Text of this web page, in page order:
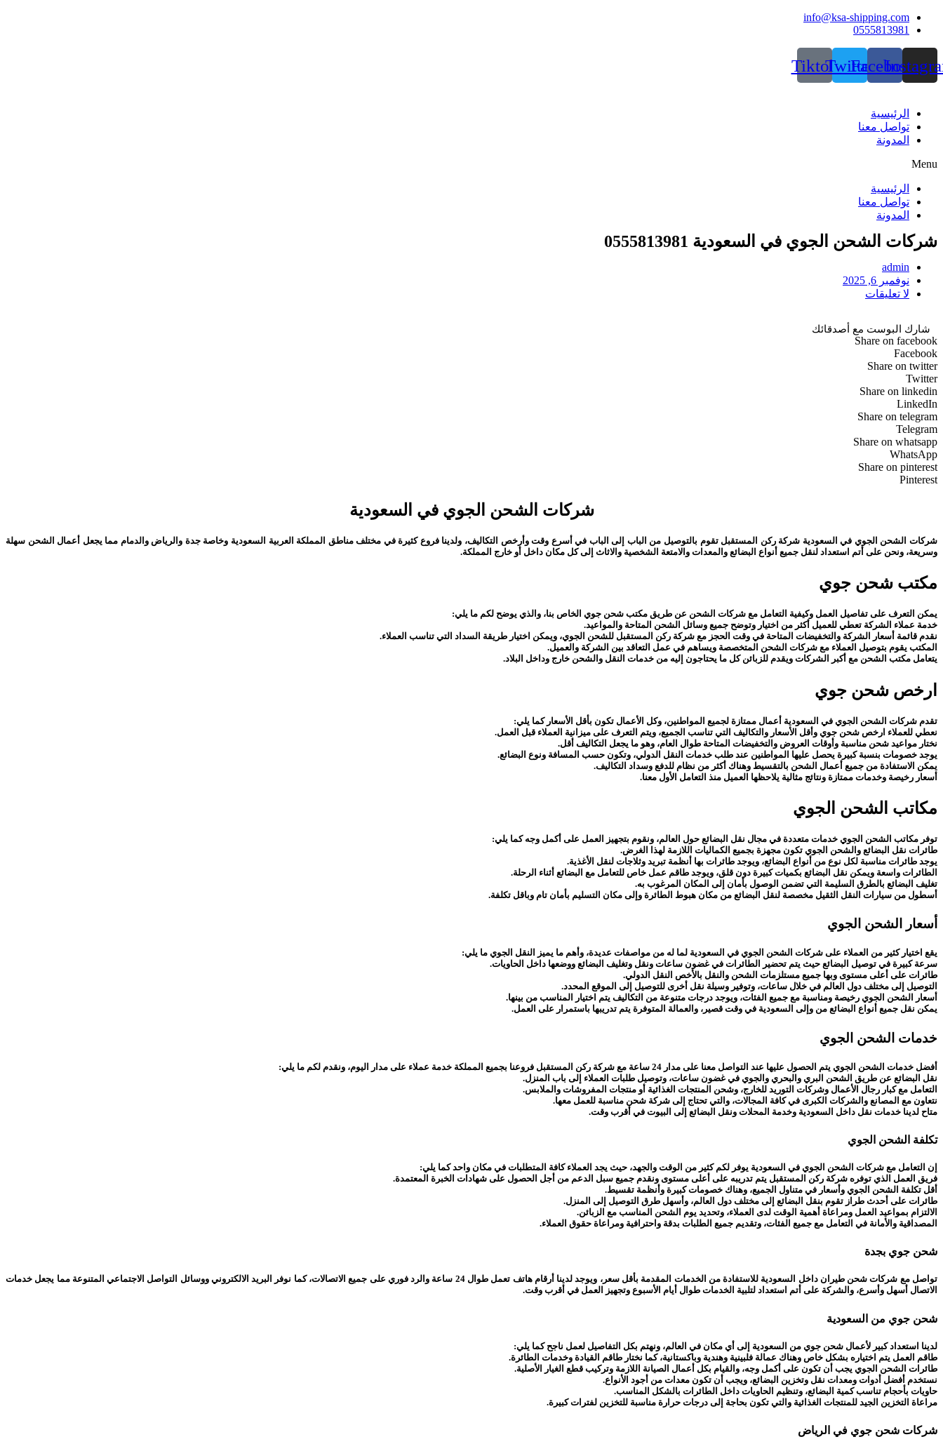
Skip
info@ksa-shipping.com
0555813981
Facebook
Twitter
Tiktok
الرئيسية
تواصل معنا
المدونة
Menu
الرئيسية
تواصل معنا
المدونة
شركات الشحن الجوي في السعودية 0555813981
admin
نوفمبر 6, 2025
لا تعليقات
شارك البوست مع أصدقائك
Share on facebook
Facebook
Share on twitter
Twitter
Share on linkedin
LinkedIn
Share on telegram
Telegram
Share on whatsapp
WhatsApp
Share on pinterest
Pinterest
شركات الشحن الجوي في السعودية
شركات الشحن الجوي في السعودية شركة ركن المستقبل تقوم بالتوصيل من الباب إلى الباب في أسرع وقت وأرخص التكاليف، ولدينا فروع كثيرة في مختلف مناطق المملكة العربية السعودية وخاصة جدة والرياض والدمام مما يجعل أعمال الشحن سهلة
وسريعة، ونحن على أتم استعداد لنقل جميع أنواع البضائع والمعدات والامتعة الشخصية والاثاث إلى كل مكان داخل أو خارج المملكة.
مكتب شحن جوي
يمكن التعرف على تفاصيل العمل وكيفية التعامل مع شركات الشحن عن طريق مكتب شحن جوي الخاص بنا، والذي يوضح لكم ما يلي:
خدمة عملاء الشركة تعطي للعميل أكثر من اختيار وتوضح جميع وسائل الشحن المتاحة والمواعيد.
نقدم قائمة أسعار الشركة والتخفيضات المتاحة في وقت الحجز مع شركة ركن المستقبل للشحن الجوي، ويمكن اختيار طريقة السداد التي تناسب العملاء.
المكتب يقوم بتوصيل العملاء مع شركات الشحن المتخصصة ويساهم في عمل التعاقد بين الشركة والعميل.
يتعامل مكتب الشحن مع أكبر الشركات ويقدم للزبائن كل ما يحتاجون إليه من خدمات النقل والشحن خارج وداخل البلاد.
ارخص شحن جوي
تقدم شركات الشحن الجوي في السعودية أعمال ممتازة لجميع المواطنين، وكل الأعمال تكون بأقل الأسعار كما يلي:
نعطي للعملاء ارخص شحن جوي وأقل الأسعار والتكاليف التي تناسب الجميع، ويتم التعرف على ميزانية العملاء قبل العمل.
نختار مواعيد شحن مناسبة وأوقات العروض والتخفيضات المتاحة طوال العام، وهو ما يجعل التكاليف أقل.
يوجد خصومات بنسبة كبيرة يحصل عليها المواطنين عند طلب خدمات النقل الدولي، وتكون حسب المسافة ونوع البضائع.
يمكن الاستفادة من جميع أعمال الشحن بالتقسيط وهناك أكثر من نظام للدفع وسداد التكاليف.
أسعار رخيصة وخدمات ممتازة ونتائج مثالية يلاحظها العميل منذ التعامل الأول معنا.
مكاتب الشحن الجوي
توفر مكاتب الشحن الجوي خدمات متعددة في مجال نقل البضائع حول العالم، ونقوم بتجهيز العمل على أكمل وجه كما يلي:
طائرات نقل البضائع والشحن الجوي تكون مجهزة بجميع الكماليات اللازمة لهذا الغرض.
يوجد طائرات مناسبة لكل نوع من أنواع البضائع، ويوجد طائرات بها أنظمة تبريد وثلاجات لنقل الأغذية.
الطائرات واسعة ويمكن نقل البضائع بكميات كبيرة دون قلق، ويوجد طاقم عمل خاص للتعامل مع البضائع أثناء الرحلة.
تغليف البضائع بالطرق السليمة التي تضمن الوصول بأمان إلى المكان المرغوب به.
أسطول من سيارات النقل الثقيل مخصصة لنقل البضائع من مكان هبوط الطائرة وإلى مكان التسليم بأمان تام وباقل تكلفة.
أسعار الشحن الجوي
يقع اختيار كثير من العملاء على شركات الشحن الجوي في السعودية لما له من مواصفات عديدة، وأهم ما يميز النقل الجوي ما يلي:
سرعة كبيرة في توصيل البضائع حيث يتم تحضير الطائرات في غضون ساعات ونقل وتغليف البضائع ووضعها داخل الحاويات.
طائرات على أعلى مستوى وبها جميع مستلزمات الشحن والنقل بالأخص النقل الدولي.
التوصيل إلى مختلف دول العالم في خلال ساعات، وتوفير وسيلة نقل أخرى للتوصيل إلى الموقع المحدد.
أسعار الشحن الجوي رخيصة ومناسبة مع جميع الفئات، ويوجد درجات متنوعة من التكاليف يتم اختيار المناسب من بينها.
يمكن نقل جميع أنواع البضائع من وإلى السعودية في وقت قصير، والعمالة المتوفرة يتم تدريبها باستمرار على العمل.
خدمات الشحن الجوي
أفضل خدمات الشحن الجوي يتم الحصول عليها عند التواصل معنا على مدار 24 ساعة مع شركة ركن المستقبل فروعنا بجميع المملكة خدمة عملاء على مدار اليوم، ونقدم لكم ما يلي:
نقل البضائع عن طريق الشحن البري والبحري والجوي في غضون ساعات، وتوصيل طلبات العملاء إلى باب المنزل.
التعامل مع كبار رجال الأعمال وشركات التوريد للخارج، وشحن المنتجات الغذائية أو منتجات المفروشات والملابس.
نتعاون مع المصانع والشركات الكبرى في كافة المجالات، والتي تحتاج إلى شركة شحن مناسبة للعمل معها.
متاح لدينا خدمات نقل داخل السعودية وخدمة المحلات ونقل البضائع إلى البيوت في أقرب وقت.
تكلفة الشحن الجوي
إن التعامل مع شركات الشحن الجوي في السعودية يوفر لكم كثير من الوقت والجهد، حيث يجد العملاء كافة المتطلبات في مكان واحد كما يلي:
فريق العمل الذي توفره شركة ركن المستقبل يتم تدريبه على أعلى مستوى ونقدم جميع سبل الدعم من أجل الحصول على شهادات الخبرة المعتمدة.
أقل تكلفة الشحن الجوي وأسعار في متناول الجميع، وهناك خصومات كبيرة وأنظمة تقسيط.
طائرات على أحدث طراز تقوم بنقل البضائع إلى مختلف دول العالم، وأسهل طرق التوصيل إلى المنزل.
الالتزام بمواعيد العمل ومراعاة أهمية الوقت لدى العملاء، وتحديد يوم الشحن المناسب مع الزبائن.
المصداقية والأمانة في التعامل مع جميع الفئات، وتقديم جميع الطلبات بدقة واحترافية ومراعاة حقوق العملاء.
شحن جوي بجدة
تواصل مع شركات شحن طيران داخل السعودية للاستفادة من الخدمات المقدمة بأقل سعر، ويوجد لدينا أرقام هاتف تعمل طوال 24 ساعة والرد فوري على جميع الاتصالات، كما نوفر البريد الالكتروني ووسائل التواصل الاجتماعي المتنوعة مما يجعل خدمات
الاتصال أسهل وأسرع، والشركة على أتم استعداد لتلبية الخدمات طوال أيام الأسبوع وتجهيز العمل في أقرب وقت.
شحن جوي من السعودية
لدينا استعداد كبير لأعمال شحن جوي من السعودية إلى أي مكان في العالم، ونهتم بكل التفاصيل لعمل ناجح كما يلي:
طاقم العمل يتم اختياره بشكل خاص وهناك عمالة فلبينية وهندية وباكستانية، كما نختار طاقم القيادة وخدمات الطائرة.
طائرات الشحن الجوي يجب أن تكون على أكمل وجه، والقيام بكل أعمال الصيانة اللازمة وتركيب قطع الغيار الأصلية.
نستخدم أفضل أدوات ومعدات نقل وتخزين البضائع، ويجب أن تكون معدات من أجود الأنواع.
حاويات بأحجام تناسب كمية البضائع، وتنظيم الحاويات داخل الطائرات بالشكل المناسب.
مراعاة التخزين الجيد للمنتجات الغذائية والتي تكون بحاجة إلى درجات حرارة مناسبة للتخزين لفترات كبيرة.
شركات شحن جوي في الرياض